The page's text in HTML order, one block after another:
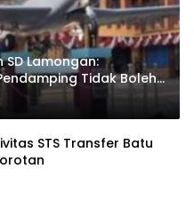
Lamongan:
Tidak Boleh
STS Transfer Batu